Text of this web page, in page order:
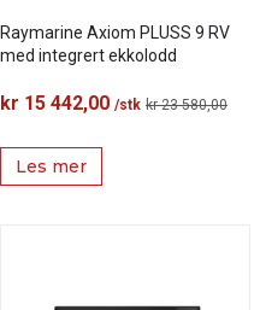
Raymarine Axiom PLUSS 9 RV
med integrert ekkolodd
kr 15 442,00 /stk kr 23 580,00
Les mer